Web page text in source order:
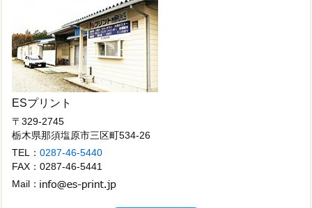
ESプリント
〒329-2745
栃木県那須塩原市三区町534-26
TEL：0287-46-5440
FAX：0287-46-5441
Mail：